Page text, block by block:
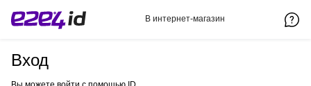
В интернет-магазин
Вход